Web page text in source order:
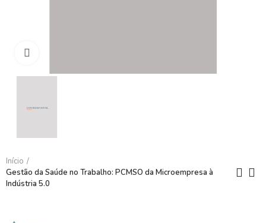
Início
Gestão da Saúde no Trabalho: PCMSO da Microempresa à
Indústria 5.0